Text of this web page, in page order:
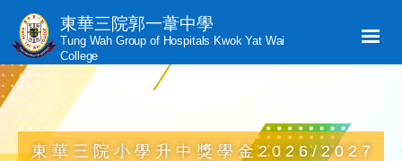
東華三院郭一葦中學
Tung Wah Group of Hospitals Kwok Yat Wai
College
東華三院小學升中獎學金2026/2027